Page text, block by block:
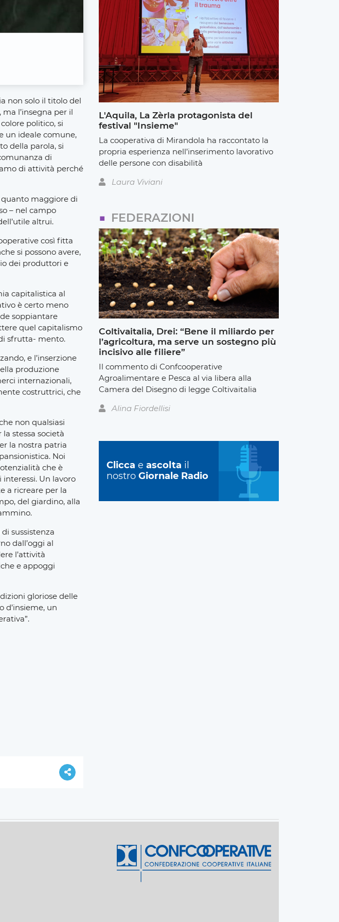
non solo il titolo del
l’insegna per il
politico, si
un ideale comune,
della parola, si
di
di attività perché
quanto maggiore di
– nel campo
altrui.
così fitta
si possono avere,
dei produttori e
capitalistica al
è certo meno
soppiantare
quel capitalismo
sfrutta- mento.
e l’inserzione
produzione
internazionali,
costruttrici, che
non qualsiasi
stessa società
la nostra patria
Noi
che è
Un lavoro
a ricreare per la
del giardino, alla
sussistenza
dall’oggi al
l’attività
e appoggi
gloriose delle
d’insieme, un
L'Aquila, La Zèrla protagonista del
festival "Insieme"
La cooperativa di Mirandola ha raccontato la
propria esperienza nell’inserimento lavorativo
delle persone con disabilità
Laura Viviani
FEDERAZIONI
Coltivaitalia, Drei: “Bene il miliardo per
l’agricoltura, ma serve un sostegno più
incisivo alle filiere”
Il commento di Confcooperative
Agroalimentare e Pesca al via libera alla
Camera del Disegno di legge Coltivaitalia
Alina Fiordellisi
Clicca e ascolta il
nostro Giornale Radio